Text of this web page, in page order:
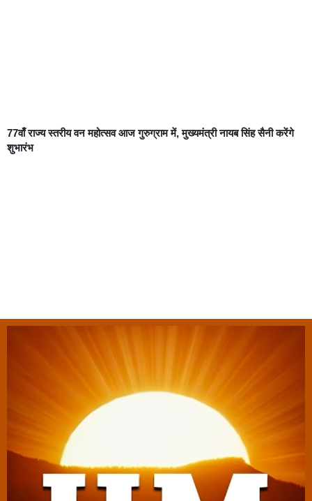
77वाँ राज्य स्तरीय वन महोत्सव आज गुरुग्राम में, मुख्यमंत्री नायब सिंह सैनी करेंगे
शुभारंभ